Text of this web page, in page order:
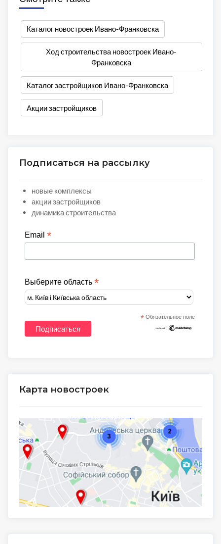
Каталог новостроек Ивано-Франковска
Ход строительства новостроек Ивано-
Франковска
Каталог застройщиков Ивано-Франковска
Акции застройщиков
Подписаться на рассылку
новые комплексы
акции застройщиков
динамика строительства
Email *
Выберите область *
* Обязательное поле
Карта новостроек